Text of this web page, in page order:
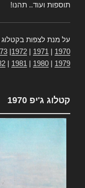
תוספות ועוד.. תהנו!
על מנת לצפות
1970
1971
1972
1979
1980
1981
קטלוג ג'יפ 1970